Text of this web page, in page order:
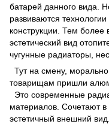
батарей данного вида.
развиваются
конструкции. Тем
эстетический вид
чугунные радиаторы,
Тут на смену,
товарищам пришли
Это современные
материалов. Сочетают
эстетичный внешний